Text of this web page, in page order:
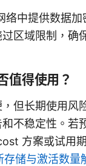
络中提供数据
区域限制，确
值得使用？
但长期使用风
不稳定性。若
方案或试用
存储与激活数